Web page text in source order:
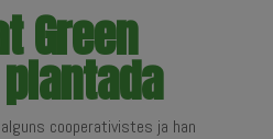
Green
cooperativistes ja han